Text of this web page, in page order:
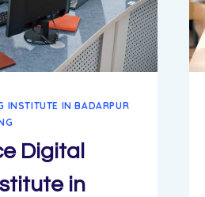
INSTITUTE IN BADARPUR
Digital
in